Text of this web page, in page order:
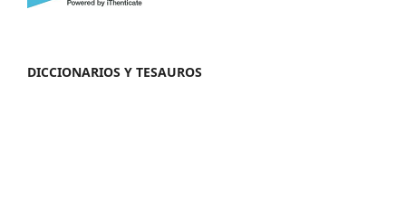
DICCIONARIOS Y TESAUROS